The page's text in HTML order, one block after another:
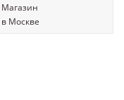
Магазин
в Москве